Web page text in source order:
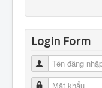
Login Form
Tên đăng nhập
Mật khẩu